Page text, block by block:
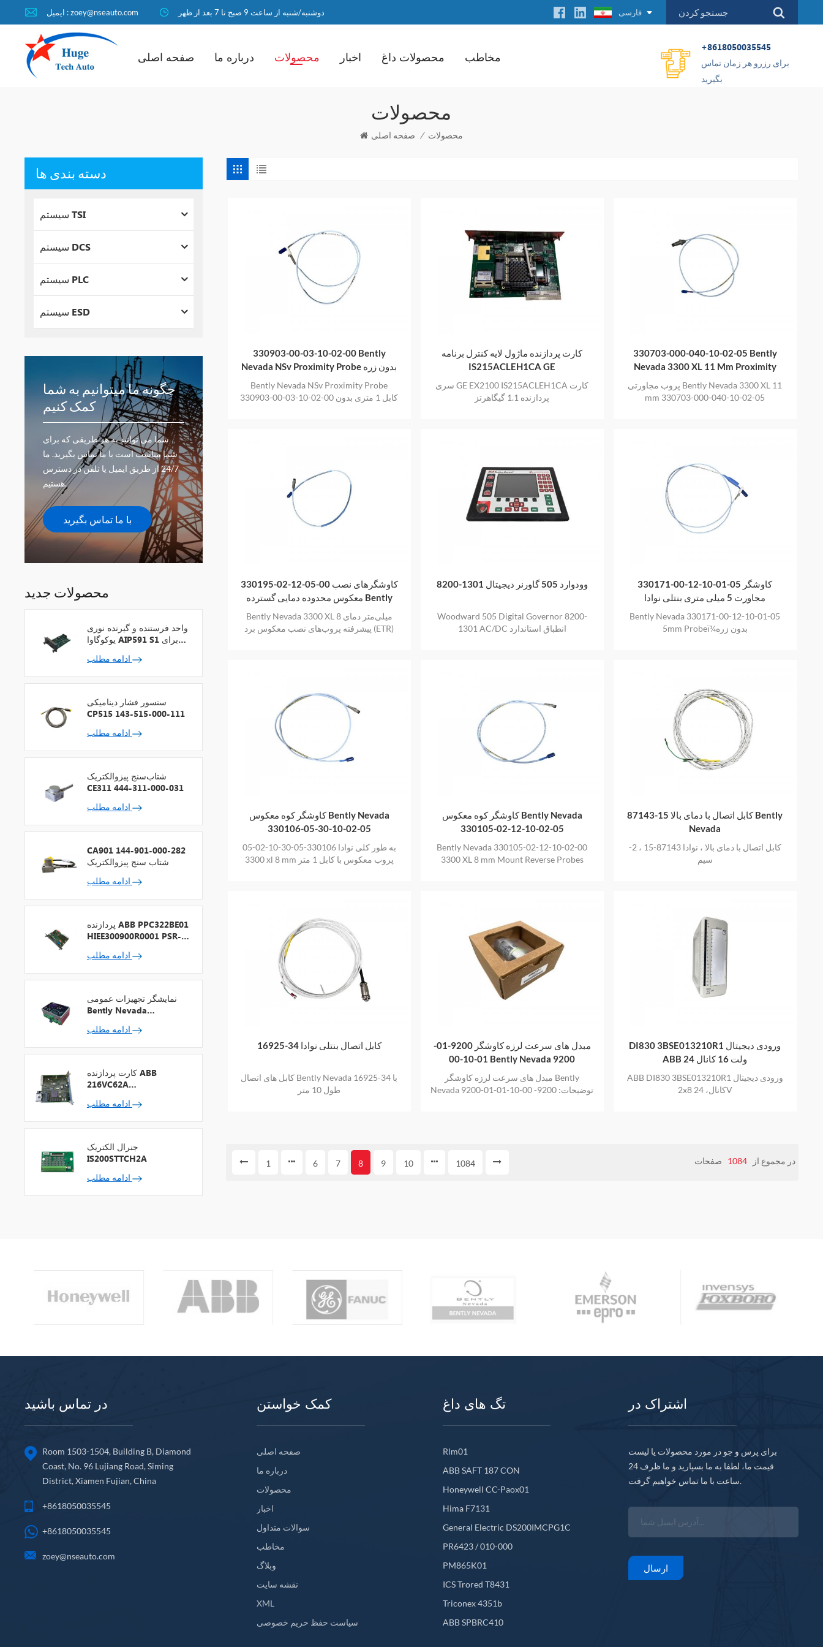
ایمیل : zoey@nseauto.com دوشنبه/شنبه از ساعت 9 صبح تا 7 بعد از ظهر فارسی
صفحه اصلی درباره ما محصولات اخبار محصولات داغ مخاطب
+8618050035545
برای رزرو هر زمان تماس
بگیرید
محصولات
صفحه اصلی / محصولات
330903-00-03-10-02-00 Bently
Nevada NSv Proximity Probe بدون زره
Bently Nevada NSv Proximity Probe
330903-00-03-10-02-00 کابل 1 متری بدون
کارت پردازنده ماژول لایه کنترل برنامه
IS215ACLEH1CA GE
سری GE EX2100 IS215ACLEH1CA کارت
پردازنده 1.1 گیگاهرتز
330703-000-040-10-02-05 Bently
Nevada 3300 XL 11 Mm Proximity
Probes
پروب مجاورتی Bently Nevada 3300 XL 11
mm 330703-000-040-10-02-05
330195-02-12-05-00 کاوشگرهای نصب
معکوس محدوده دمایی گسترده Bently
Nevada (ETR)
Bently Nevada 3300 XL 8 میلی‌متر دمای
پیشرفته پروب‌های نصب معکوس برد (ETR)
8200-1301 وودوارد 505 گاورنر دیجیتال
Woodward 505 Digital Governor 8200-
1301 AC/DC انطباق استاندارد
330171-00-12-10-01-05 کاوشگر
مجاورت 5 میلی متری بنتلی نوادا
Bently Nevada 330171-00-12-10-01-05
5mm Probeï¼بدون زره
کاوشگر کوه معکوس Bently Nevada
330106-05-30-10-02-05
به طور کلی نوادا 330106-05-30-10-02-05
3300 xl 8 mm پروب معکوس با کابل 1 متر
کاوشگر کوه معکوس Bently Nevada
330105-02-12-10-02-05
Bently Nevada 330105-02-12-10-02-00
3300 XL 8 mm Mount Reverse Probes
87143-15 کابل اتصال با دمای بالا Bently
Nevada
کابل اتصال با دمای بالا ، نوادا 87143-15 ، 2-
سیم
16925-34 کابل اتصال بنتلی نوادا
کابل های اتصال Bently Nevada 16925-34 با
طول 10 متر
مبدل های سرعت لرزه کاوشگر 9200-01-
01-10-00 Bently Nevada 9200
مبدل های سرعت لرزه کاوشگر Bently
Nevada 9200-01-01-10-00 توضیحات: 9200-
برابر محیط های خورنده بدون نیاز به حفاظت
cpm) 09 0 Â±180، 15 هرتز (900 cpm) B:
پایه جانبی (بدون کابل) 05 پایه بالای بلوک
ترمینال (بدون کابل) 10 تا 50 10 10 فوت (3.0
گزینه پایه نصب 01 بخشنامه; 1/4-20 ناودانی
رزوه ای 8 تا 32 روی دایره پیچ با قطر 44 میلی
متر (1.75 اینچ) 05 بدون پایه; گل میخ 1/2-20
دایره ای جدا شده 5/8-18 UNF 10 دایره; گل
میخ M10X1 11 دایره ای جدا شده M10X1 12
DI830 3BSE013210R1 ورودی دیجیتال
ABB 24 ولت 16 کانال
ABB DI830 3BSE013210R1 ورودی دیجیتال
2x8 کانال، 24V
1 6 7 8 9 10 1084 در مجموع از 1084 صفحات
دسته بندی ها
سیستم TSI
سیستم DCS
سیستم PLC
سیستم ESD
چگونه ما میتوانیم به شما
کمک کنیم
شما می توانید به هر طریقی که برای
شما مناسب است با ما تماس بگیرید. ما
24/7 از طریق ایمیل یا تلفن در دسترس
هستیم.
با ما تماس بگیرید
محصولات جدید
واحد فرستنده و گیرنده نوری
یوکوگاوا AIP591 S1 برای
سنسور فشار دینامیکی
CP515 143-515-000-111
شتاب‌سنج پیزوالکتریک
CE311 444-311-000-031
CA901 144-901-000-282
شتاب سنج پیزوالکتریک
پردازنده ABB PPC322BE01
HIEE300900R0001 PSR-2
نمایشگر تجهیزات عمومی
Bently Nevada
00
کارت پردازنده ABB
216VC62A
جنرال الکتریک
IS200STTCH2A
در تماس باشید
Room 1503-1504, Building B, Diamond
Coast, No. 96 Lujiang Road, Siming
District, Xiamen Fujian, China
+8618050035545
+8618050035545
zoey@nseauto.com
کمک خواستن
صفحه اصلی
درباره ما
محصولات
اخبار
سوالات متداول
مخاطب
وبلاگ
نقشه سایت
XML
سیاست حفظ حریم خصوصی
تگ های داغ
Rlm01
ABB SAFT 187 CON
Honeywell CC-Paox01
Hima F7131
General Electric DS200IMCPG1C
PR6423 / 010-000
PM865K01
ICS Trored T8431
Triconex 4351b
ABB SPBRC410
اشتراک در
برای پرس و جو در مورد محصولات یا لیست
قیمت ما، لطفا به ما بسپارید و ما ظرف 24
ساعت با ما تماس خواهیم گرفت.
ارسال